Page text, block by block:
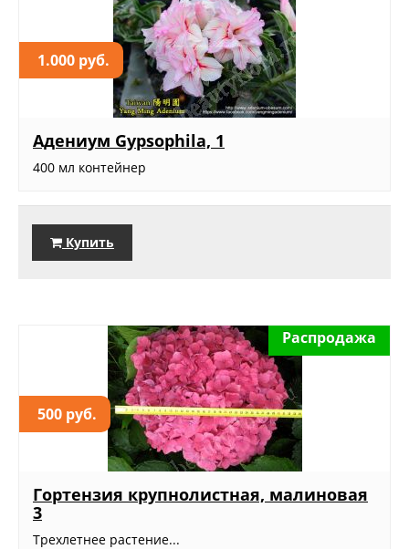
1.000 руб.
Адениум Gypsophila, 1
400 мл контейнер
Купить
500 руб.
Распродажа
Гортензия крупнолистная, малиновая
3
Трехлетнее растение...